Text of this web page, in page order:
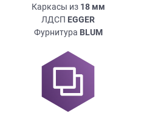
Каркасы из 18мм
ЛДСП EGGER
Фурнитура BLUM